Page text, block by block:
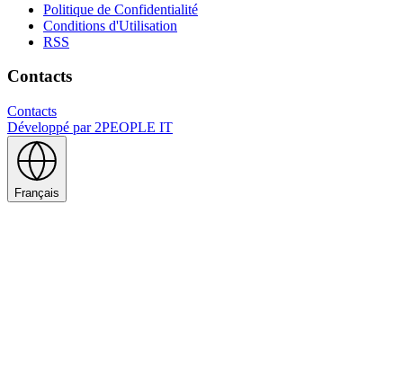
Politique de Confidentialité
Conditions d'Utilisation
RSS
Contacts
Contacts
Développé par2PEOPLE IT
Français